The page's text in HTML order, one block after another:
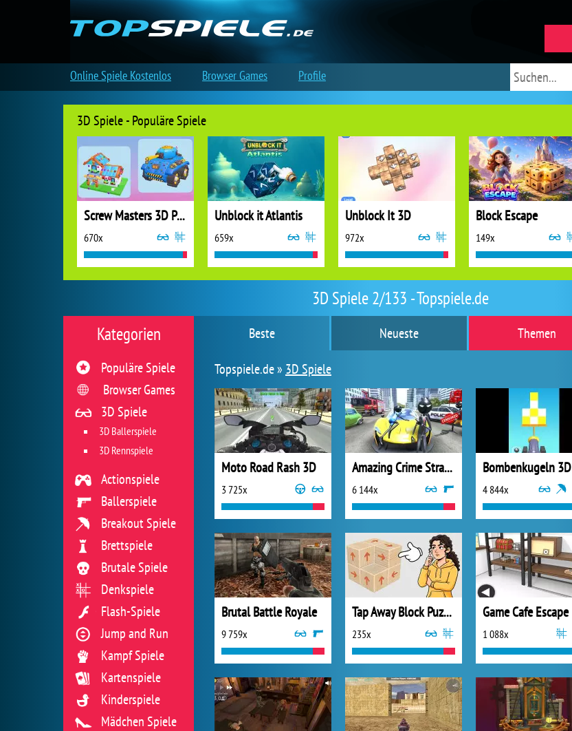
3D Spiele 2/133 - Topspiele.de
Beste Neueste
Themen
Topspiele.de » 3D Spiele
Moto Road Rash 3D
3 725x
Amazing Crime Strange Stickman
6 144x
Bombenkugeln 3D
4 844x
Brutal Battle Royale
9 759x
Tap Away Block Puzzle 3D
235x
Game Cafe Escape
1 088x
Kategorien
Populäre Spiele
Browser Games
3D Spiele
3D Ballerspiele
3D Rennspiele
Actionspiele
Ballerspiele
Breakout Spiele
Brettspiele
Brutale Spiele
Denkspiele
Flash-Spiele
Jump and Run
Kampf Spiele
Kartenspiele
Kinderspiele
Mädchen Spiele
3D Spiele - Populäre Spiele
Screw Masters 3D Puzzle
670x
Unblock it Atlantis
659x
Unblock It 3D
972x
Block Escape
149x
Online Spiele Kostenlos Browser Games Profile